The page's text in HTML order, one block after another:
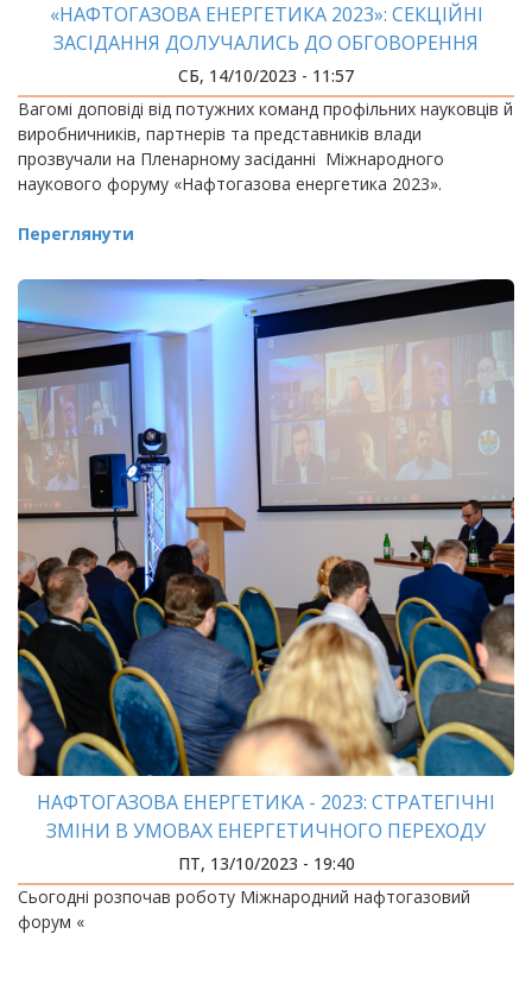
«НАФТОГАЗОВА ЕНЕРГЕТИКА 2023»: СЕКЦІЙНІ
ЗАСІДАННЯ ДОЛУЧАЛИСЬ ДО ОБГОВОРЕННЯ
ВАЖЛИВИХ ПИТАНЬ
СБ, 14/10/2023 - 11:57
Вагомі доповіді від потужних команд профільних науковців й
виробничників, партнерів та представників влади
прозвучали на Пленарному засіданні Міжнародного
наукового форуму «Нафтогазова енергетика 2023».
Переглянути
НАФТОГАЗОВА ЕНЕРГЕТИКА - 2023: СТРАТЕГІЧНІ
ЗМІНИ В УМОВАХ ЕНЕРГЕТИЧНОГО ПЕРЕХОДУ
ПТ, 13/10/2023 - 19:40
Сьогодні розпочав роботу Міжнародний нафтогазовий
форум «